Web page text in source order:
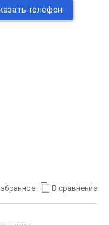
телефон
В сравнение